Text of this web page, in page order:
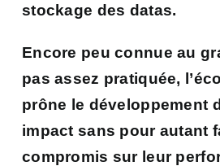
stockage des datas.
Encore peu connue au
pas assez pratiquée,
prône le développement
impact sans pour autant
compromis sur leur